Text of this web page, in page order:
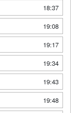
18:37
19:08
19:17
19:34
19:43
19:48